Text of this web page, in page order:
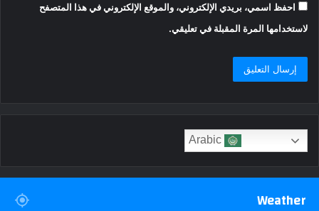
احفظ اسمي، بريدي الإلكتروني، والموقع الإلكتروني في هذا المتصفح
لاستخدامها المرة المقبلة في تعليقي.
Weather